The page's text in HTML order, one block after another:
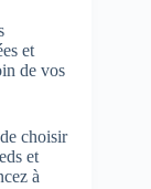
et
de vos
choisir
et
à